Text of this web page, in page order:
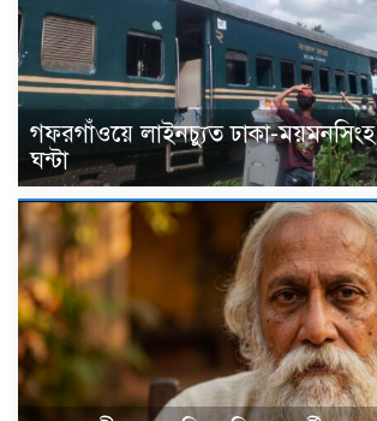
গফরগাঁওয়ে লাইনচ্যুত ঢাকা-ময়মনসিংহ
ঘন্টা